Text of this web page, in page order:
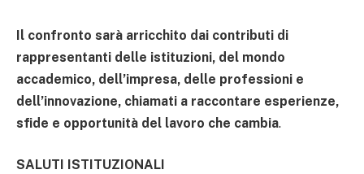
Il confronto sarà arricchito dai contributi di
rappresentanti delle istituzioni, del mondo
accademico, dell’impresa, delle professioni e
dell’innovazione, chiamati a raccontare esperienze,
sfide e opportunità del lavoro che cambia.
SALUTI ISTITUZIONALI